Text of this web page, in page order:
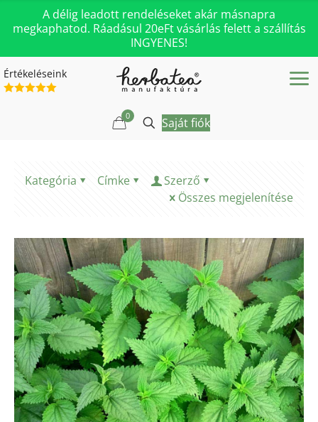
A délig leadott rendeléseket akár másnapra
megkaphatod. Ráadásul 20eFt vásárlás felett a szállítás
INGYENES!
Értékeléseink
0 Saját fiók
Kategória Címke
Szerző
Összes megjelenítése